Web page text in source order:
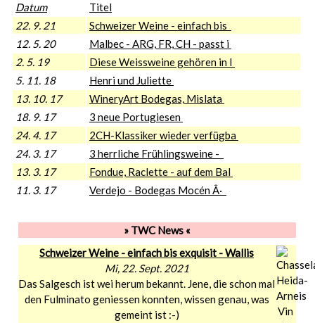
Datum
Titel
22. 9. 21
Schweizer Weine - einfach bis
12. 5. 20
Malbec - ARG, FR, CH - passt i
2. 5. 19
Diese Weissweine gehören in I
5. 11. 18
Henri und Juliette
13. 10. 17
WineryArt Bodegas, Mislata
18. 9. 17
3 neue Portugiesen
24. 4. 17
2CH-Klassiker wieder verfügba
24. 3. 17
3 herrliche Frühlingsweine -
13. 3. 17
Fondue, Raclette - auf dem Bal
11. 3. 17
Verdejo - Bodegas Mocén Â·
» TWC News «
Schweizer Weine - einfach bis exquisit - Wallis
Mi, 22. Sept. 2021
Das Salgesch ist wei herum bekannt. Jene, die schon mal
den Fulminato geniessen konnten, wissen genau, was
gemeint ist :-)